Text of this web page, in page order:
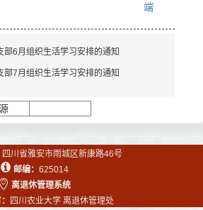
端
部6月组织生活学习安排的通知
部7月组织生活学习安排的通知
四川省雅安市雨城区新康路46号
邮编： 625014
离退休管理系统
四川农业大学 离退休管理处